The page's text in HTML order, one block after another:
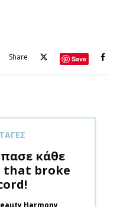
Share Save
κάθε
that broke
Harmony